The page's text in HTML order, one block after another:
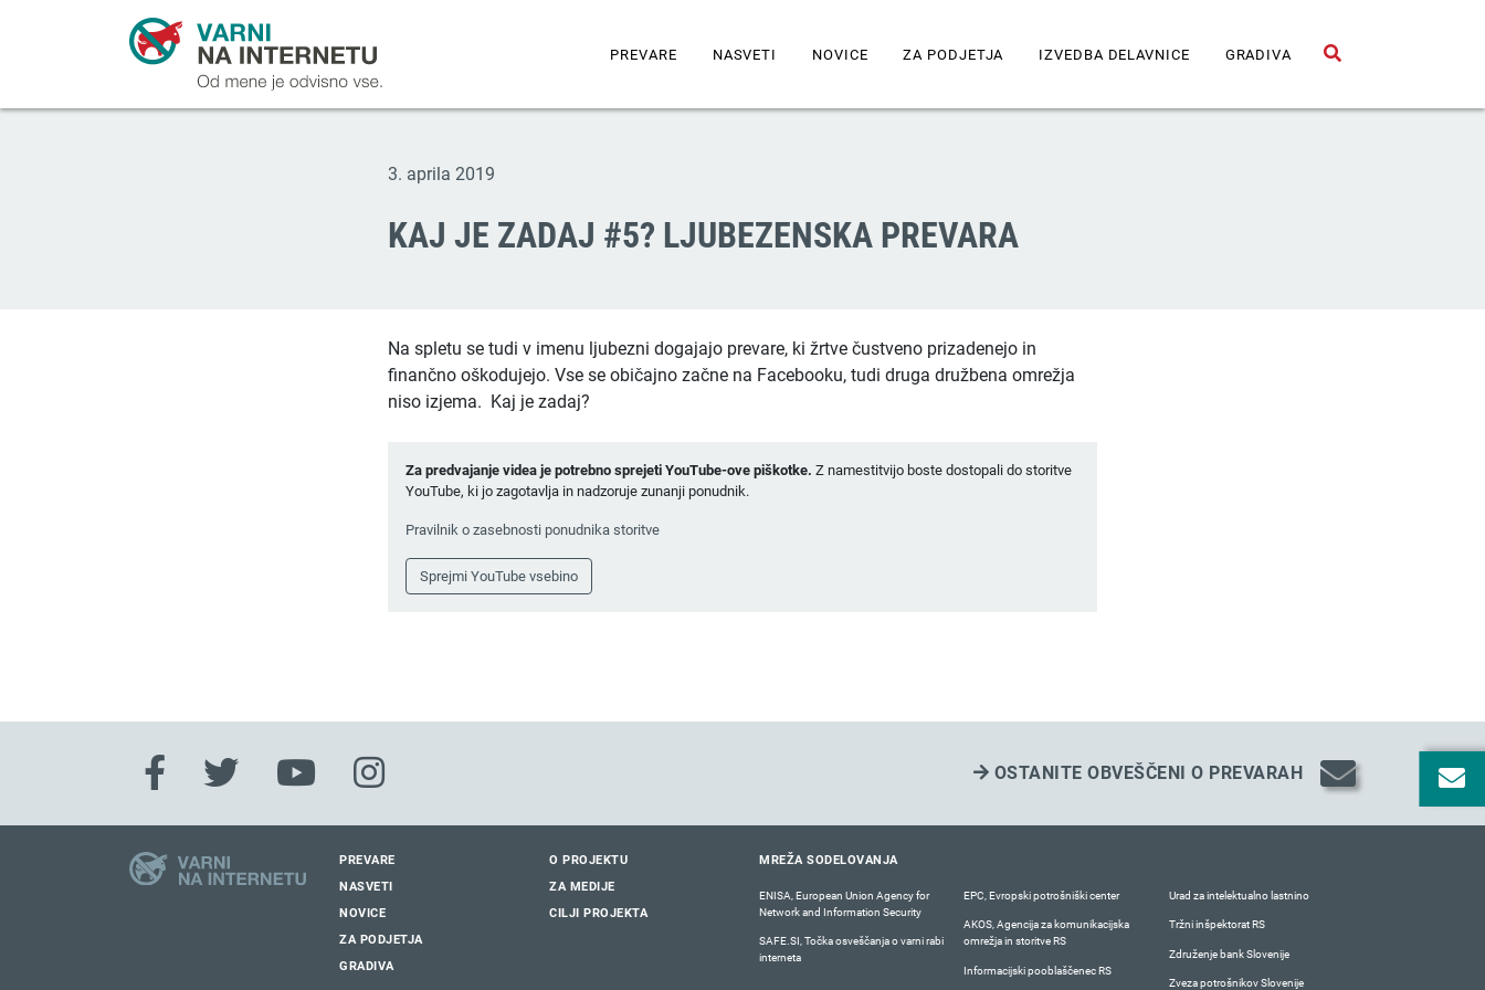
PREVARE NASVETI NOVICE ZA PODJETJA IZVEDBA DELAVNICE GRADIVA
3. aprila 2019
KAJ JE ZADAJ #5? LJUBEZENSKA PREVARA
Na spletu se tudi v imenu ljubezni dogajajo prevare, ki žrtve čustveno prizadenejo in
finančno oškodujejo. Vse se običajno začne na Facebooku, tudi druga družbena omrežja
niso izjema. Kaj je zadaj?
Za predvajanje videa je potrebno sprejeti YouTube-ove piškotke. Z namestitvijo boste dostopali do storitve
YouTube, ki jo zagotavlja in nadzoruje zunanji ponudnik.
Pravilnik o zasebnosti ponudnika storitve
Sprejmi YouTube vsebino
OSTANITE OBVEŠČENI O PREVARAH
PREVARE
NASVETI
NOVICE
ZA PODJETJA
GRADIVA
O PROJEKTU
ZA MEDIJE
CILJI PROJEKTA
MREŽA SODELOVANJA
ENISA, European Union Agency for
Network and Information Security
SAFE.SI, Točka osveščanja o varni rabi
interneta
EPC, Evropski potrošniški center
AKOS, Agencija za komunikacijska
omrežja in storitve RS
Informacijski pooblaščenec RS
Urad za intelektualno lastnino
Tržni inšpektorat RS
Združenje bank Slovenije
Zveza potrošnikov Slovenije